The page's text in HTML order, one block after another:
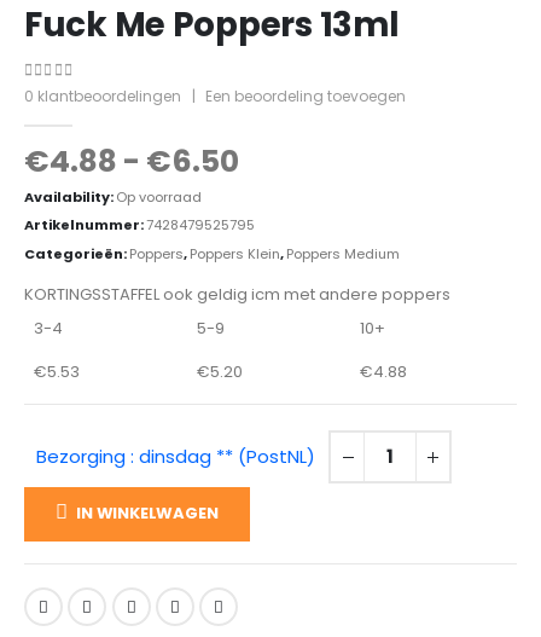
Fuck Me Poppers 13ml
0 out of 5
0 klantbeoordelingen Een beoordeling toevoegen
€4.88 - €6.50
Availability:Op voorraad
Artikelnummer:7428479525795
Categorieën:Poppers,Poppers Klein,Poppers Medium
KORTINGSSTAFFEL ook geldig icm met andere poppers
3-4
5-9
10+
€5.53 €5.20 €4.88
Bezorging : dinsdag ** (PostNL)
IN WINKELWAGEN